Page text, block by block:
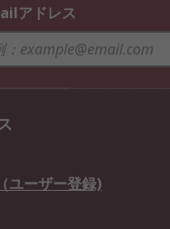
アドレス
ユーザー登録)